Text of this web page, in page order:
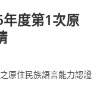
年度第1次原
原住民族語言能力認證